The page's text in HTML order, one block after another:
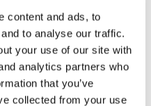
content and ads, to
to analyse our traffic.
your use of our site with
analytics partners who
that you’ve
collected from your use